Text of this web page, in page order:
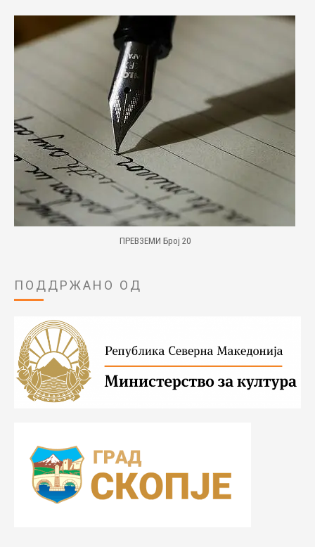
ПРЕВЗЕМИ Број 20
ПОДДРЖАНО ОД